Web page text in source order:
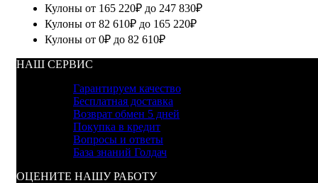
Кулоны от 165 220₽ до 247 830₽
Кулоны от 82 610₽ до 165 220₽
Кулоны от 0₽ до 82 610₽
НАШ СЕРВИС
Гарантируем качество
Бесплатная доставка
Возврат обмен 5 дней
Покупка в кредит
Вопросы и ответы
База знаний Голдач
ОЦЕНИТЕ НАШУ РАБОТУ